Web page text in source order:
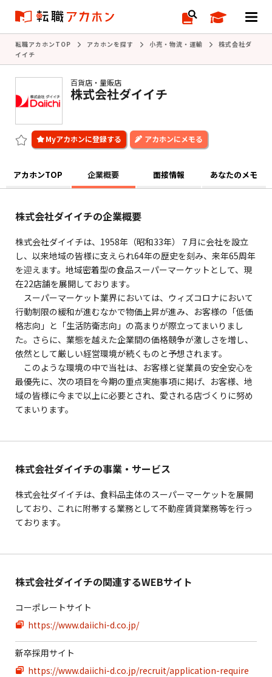
転職アカホンTOP アカホンを探す 小売・物流・運輸
株式会社ダ
イイチ
百貨店・量販店
株式会社ダイイチ
アカホンにメモる
アカホンTOP 企業概要 面接情報 あなたのメモ
株式会社ダイイチの企業概要
株式会社ダイイチは、1958年（昭和33年）７月に会社を設立
し、以来地域の皆様に支えられ64年の歴史を刻み、来年65周年
を迎えます。地域密着型の食品スーパーマーケットとして、現
在22店舗を展開しております。
スーパーマーケット業界においては、ウィズコロナにおいて
行動制限の緩和が進むなかで物価上昇が進み、お客様の「低価
格志向」と「生活防衛志向」の高まりが際立ってまいりまし
た。さらに、業態を越えた企業間の価格競争が激しさを増し、
依然として厳しい経営環境が続くものと予想されます。
このような環境の中で当社は、お客様と従業員の安全安心を
最優先に、次の項目を今期の重点実施事項に掲げ、お客様、地
域の皆様に今まで以上に必要とされ、愛される店づくりに努め
てまいります。
株式会社ダイイチの事業・サービス
株式会社ダイイチは、食料品主体のスーパーマーケットを展開
しており、これに附帯する業務として不動産賃貸業務等を行っ
ております。
株式会社ダイイチの関連するWEBサイト
コーポレートサイト
https://www.daiichi-d.co.jp/
新卒採用サイト
https://www.daiichi-d.co.jp/recruit/application-require